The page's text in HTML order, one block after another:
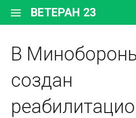
содержимому
ВЕТЕРАН 23
В
создан